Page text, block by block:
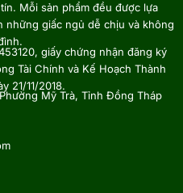
Mỗi sản phẩm đều được lựa
những giấc ngủ dễ chịu và không
giấy chứng nhận đăng ký
Tài Chính và Kế Hoạch Thành
21/11/2018.
Mỹ Trà, Tỉnh Đồng Tháp